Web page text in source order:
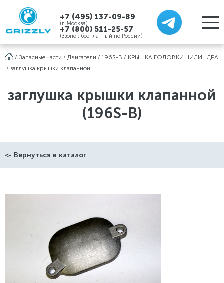
+7 (495) 137-09-89
(г. Москва)
+7 (800) 511-25-57
(Звонок бесплатный по России)
/ Запасные части / Двигатели / 196S-B / КРЫШКА ГОЛОВКИ ЦИЛИНДРА
/ заглушка крышки клапанной
заглушка крышки клапанной
(196S-B)
<- Вернуться в каталог